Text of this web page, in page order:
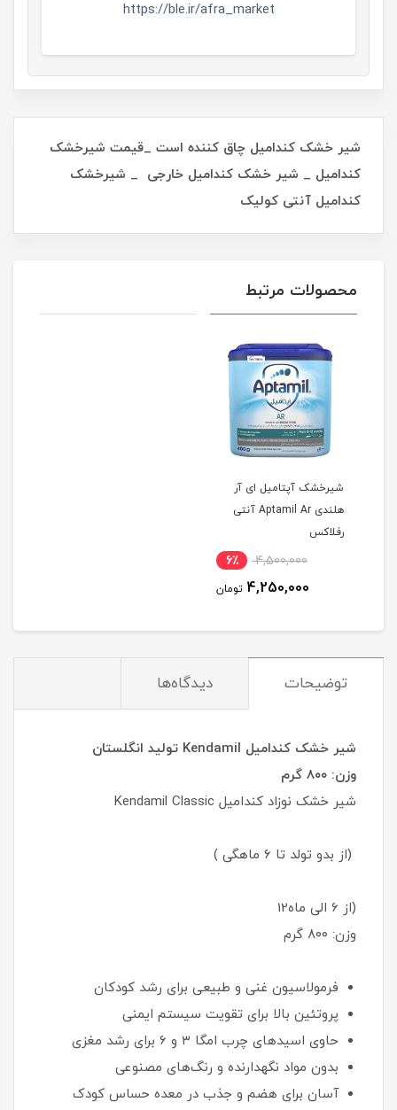
https://ble.ir/afra_market
شیر خشک کندامیل چاق کننده است _قیمت شیرخشک
کندامیل _ شیر خشک کندامیل خارجی _ شیرخشک
کندامیل آنتی کولیک
محصولات مرتبط
شیرخشک آپتامیل ای آر
هلندی Aptamil Ar آنتی
رفلاکس
4,500,000 6٪
4,250,000 تومان
توضیحات دیدگاه‌ها
شیر خشک کندامیل Kendamil تولید انگلستان
وزن: ۸۰۰ گرم
شیر خشک نوزاد کندامیل Kendamil Classic
(از بدو تولد تا ۶ ماهگی )
(از 6 الی ماه12
وزن: ۸۰۰ گرم
فرمولاسیون غنی و طبیعی برای رشد کودکان
پروتئین بالا برای تقویت سیستم ایمنی
حاوی اسیدهای چرب امگا ۳ و ۶ برای رشد مغزی
بدون مواد نگهدارنده و رنگ‌های مصنوعی
آسان برای هضم و جذب در معده حساس کودک